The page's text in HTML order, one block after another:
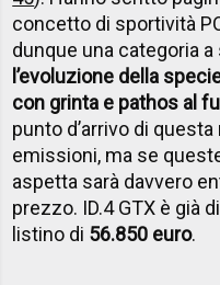
concetto di sportività
dunque una categoria
l’evoluzione della
con grinta e pathos al
punto d’arrivo di
emissioni, ma se
aspetta sarà davvero
prezzo. ID.4 GTX è già
listino di 56.850 euro.